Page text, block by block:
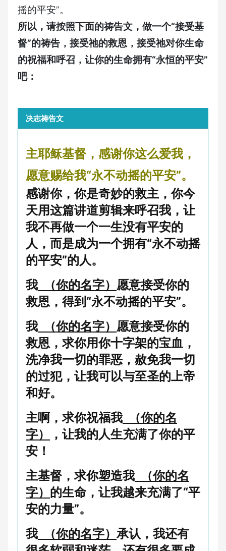
摇的平安”。
所以， 请按照下面的祷告文，做一个“接受基
督”的祷告，接受祂的救恩，接受祂对你生命
的祝福和呼召，让你的生命拥有“永恒的平安”
吧：
决志祷告文
主耶稣基督，感谢你这么爱我，
愿意赐给我“永不动摇的平安”。
感谢你，你是奇妙的救主，你今
天用这篇讲道剪辑来呼召我，让
我不再做一个一生没有平安的
人，而是成为一个拥有“永不动摇
的平安”的人。
我 （你的名字） 愿意接受你的
救恩，得到“永不动摇的平安”。
我 （你的名字） 愿意接受你的
救恩，求你用你十字架的宝血，
洗净我一切的罪恶，赦免我一切
的过犯，让我可以与至圣的上帝
和好。
主啊，求你祝福我 （你的名
字）
，让我的人生充满了你的平
安！
主基督，求你塑造我 （你的名
字） 的生命，让我越来充满了“平
安的力量”。
我 （你的名字） 承认，我还有